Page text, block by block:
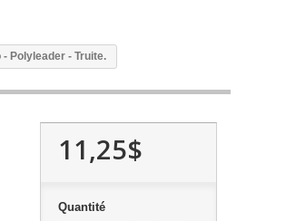
- Polyleader - Truite.
11,25$
Quantité